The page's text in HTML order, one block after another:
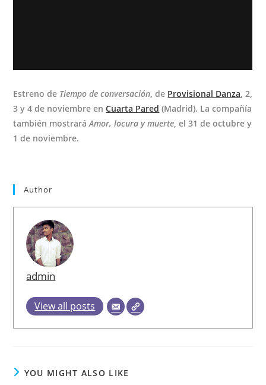
Estreno de Tiempo de conversación, de Provisional Danza, 2,
3 y 4 de noviembre enCuarta Pared (Madrid). La compañía
también mostraráAmor, locura y muerte, el 31 de octubre y
1 de noviembre.
Author
admin
View all posts
YOU MIGHT ALSO LIKE